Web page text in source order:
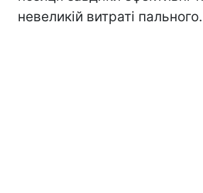
невеликій витраті пального.